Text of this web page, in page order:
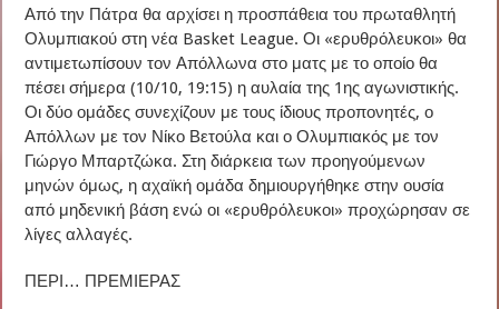
Από την Πάτρα θα αρχίσει η προσπάθεια του πρωταθλητή
Ολυμπιακού στη νέα Basket League. Οι «ερυθρόλευκοι» θα
αντιμετωπίσουν τον Απόλλωνα στο ματς με το οποίο θα
πέσει σήμερα (10/10, 19:15) η αυλαία της 1ης αγωνιστικής.
Οι δύο ομάδες συνεχίζουν με τους ίδιους προπονητές, ο
Απόλλων με τον Νίκο Βετούλα και ο Ολυμπιακός με τον
Γιώργο Μπαρτζώκα. Στη διάρκεια των προηγούμενων
μηνών όμως, η αχαϊκή ομάδα δημιουργήθηκε στην ουσία
από μηδενική βάση ενώ οι «ερυθρόλευκοι» προχώρησαν σε
λίγες αλλαγές.
ΠΕΡΙ… ΠΡΕΜΙΕΡΑΣ